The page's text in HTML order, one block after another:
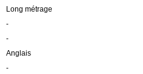
Long métrage
-
-
Anglais
-